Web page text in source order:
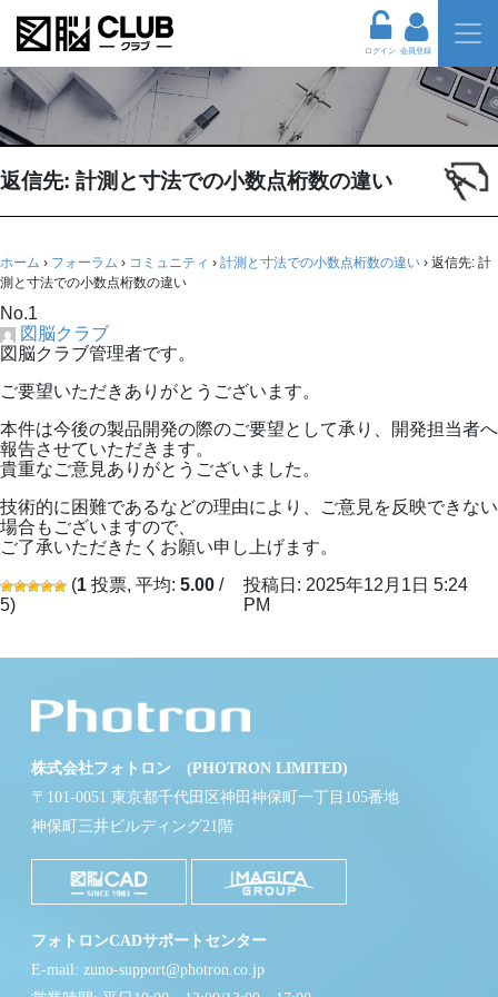
ログイン 会員登録
返信先: 計測と寸法での小数点桁数の違い
ホーム › フォーラム › コミュニティ › 計測と寸法での小数点桁数の違い › 返信先: 計
測と寸法での小数点桁数の違い
No.1
図脳クラブ
図脳クラブ管理者です。
ご要望いただきありがとうございます。
本件は今後の製品開発の際のご要望として承り、開発担当者へ
報告させていただきます。
貴重なご意見ありがとうございました。
技術的に困難であるなどの理由により、ご意見を反映できない
場合もございますので、
ご了承いただきたくお願い申し上げます。
(1 投票, 平均: 5.00 /
5)
投稿日: 2025年12月1日 5:24
PM
株式会社フォトロン (PHOTRON LIMITED)
〒101-0051 東京都千代田区神田神保町一丁目105番地
神保町三井ビルディング21階
フォトロンCADサポートセンター
E-mail: zuno-support@photron.co.jp